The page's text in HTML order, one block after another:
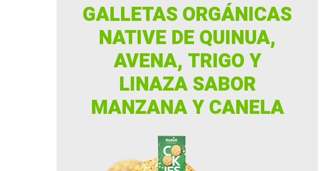
GALLETAS ORGÁNICAS
NATIVE DE QUINUA,
AVENA, TRIGO Y
LINAZA SABOR
MANZANA Y CANELA